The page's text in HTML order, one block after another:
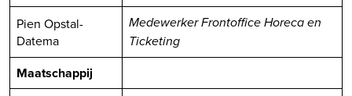
Pien Opstal-
Datema
Medewerker Frontoffice Horeca en
Ticketing
Maatschappij